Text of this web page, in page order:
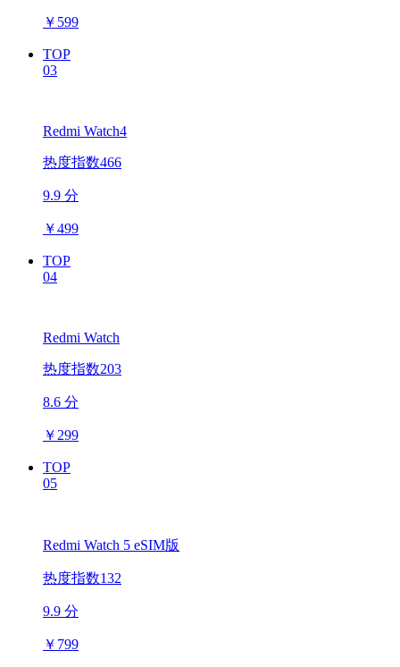
￥ 599
TOP
03
Redmi Watch4
热度指数466
9.9 分
￥499
TOP
04
Redmi Watch
热度指数203
8.6 分
￥ 299
TOP
05
Redmi Watch 5 eSIM版
热度指数132
9.9 分
￥ 799